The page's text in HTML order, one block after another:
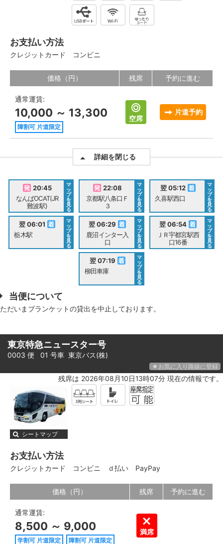
お支払い方法
クレジットカード コンビニ
価格（円） 残席 予約に進む
通常運賃:
10,000 ～ 13,300
障割可 片道限定
空席
片道予約
詳細を閉じる
20:45
なんばOCAT(JR
難波駅)
マ
ッ
プ
を
見
る
22:08
京都駅八条口Ｆ
３
マ
ッ
プ
を
見
る
翌 05:12
久喜駅西口
マ
ッ
プ
を
見
る
翌 06:01
栃木駅
マ
ッ
プ
を
見
る
翌 06:29
鹿沼インター入
口
マ
ッ
プ
を
見
る
翌 06:54
ＪＲ宇都宮駅西
口16番
マ
ッ
プ
を
見
る
翌 07:19
柳田車庫
マ
ッ
プ
を
見
る
当便について
ただいまブランケットの貸出を中止しております。
東京特急ニュースター号
0003 便 01 号車 東京バス(株)
★お気に入り路線に登録
残席は 2026年08月10日13時07分 現在の情報です。
シートマップ
お支払い方法
クレジットカード コンビニ ｄ払い PayPay
価格（円） 残席 予約に進む
通常運賃:
8,500 ～ 9,000
学割可 片道限定 障割可 片道限定
満席